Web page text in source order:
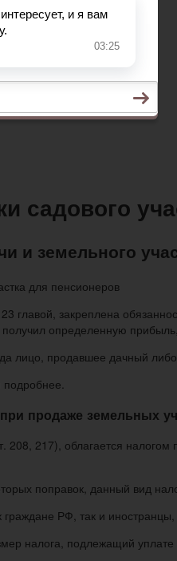
садового
и земельного
главой, закреплена
определенную
лицо, продавшее дачный
подробнее.
продаже земельных
208, 217), облагается
поправок, данный вид
РФ, так и
налога, подлежащий